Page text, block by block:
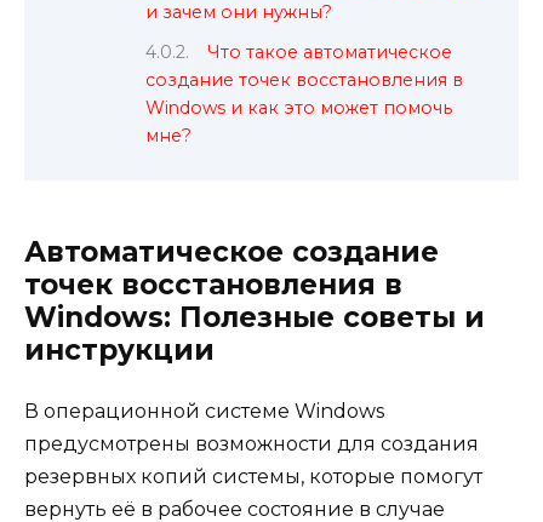
и зачем они нужны?
Что такое автоматическое
создание точек восстановления в
Windows и как это может помочь
мне?
Автоматическое создание
точек восстановления в
Windows: Полезные советы и
инструкции
В операционной системе Windows
предусмотрены возможности для создания
резервных копий системы, которые помогут
вернуть её в рабочее состояние в случае